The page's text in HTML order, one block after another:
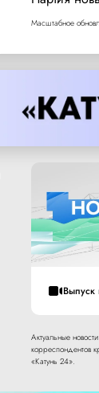
Масштабное
Выпуск
Актуальные
корреспондентов
«Катунь 24».